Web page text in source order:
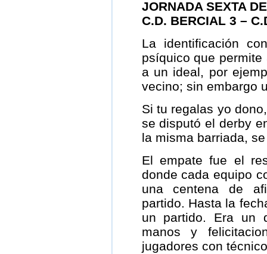
JORNADA SEXTA
C.D. BERCIAL 3 –
La identificación
psíquico que
a un ideal, por
vecino; sin embargo
Si tu regalas yo
se disputó el derby
la misma barriada,
El empate fue el
donde cada equipo
una centena de
partido. Hasta la
un partido. Era un
manos y
jugadores con